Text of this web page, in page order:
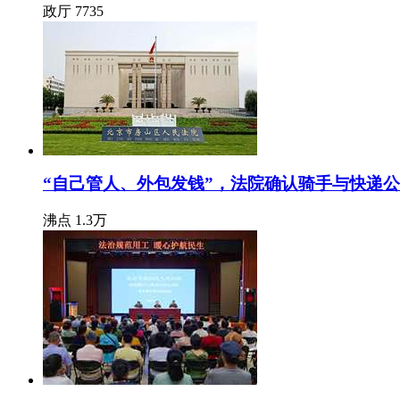
政厅 7735
“自己管人、外包发钱”，法院确认骑手与快递
沸点 1.3万